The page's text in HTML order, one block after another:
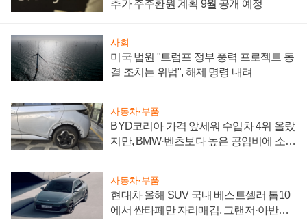
추가 주주환원 계획 9월 공개 예정
사회
미국 법원 "트럼프 정부 풍력 프로젝트 동
결 조치는 위법", 해제 명령 내려
자동차·부품
BYD코리아 가격 앞세워 수입차 4위 올랐
지만, BMW·벤츠보다 높은 공임비에 소비
자동차·부품
현대차 올해 SUV 국내 베스트셀러 톱10
에서 싼타페만 자리매김, 그랜저·아반떼